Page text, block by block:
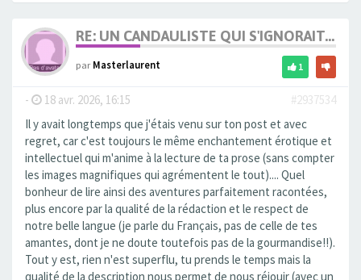
RE: UN CANDAULISTE QUI S'IGNORAIT...
parMasterlaurent 1
- 18 avr. 2026, 16:15
#2937534
Il y avait longtemps que j'étais venu sur ton post et avec
regret, car c'est toujours le même enchantement érotique et
intellectuel qui m'anime à la lecture de ta prose (sans compter
les images magnifiques qui agrémentent le tout).... Quel
bonheur de lire ainsi des aventures parfaitement racontées,
plus encore par la qualité de la rédaction et le respect de
notre belle langue (je parle du Français, pas de celle de tes
amantes, dont je ne doute toutefois pas de la gourmandise!!).
Tout y est, rien n'est superflu, tu prends le temps mais la
qualité de la description nous permet de nous réjouir (avec un